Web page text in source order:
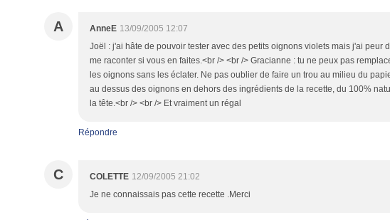
A AnneE 13/09/2005 12:07
Joël : j'ai hâte de pouvoir tester avec des petits oignons violets mais j'ai
me raconter si vous en faites.<br /> <br /> Gracianne : tu ne peux pas
les oignons sans les éclater. Ne pas oublier de faire un trou au milieu du
au dessus des oignons en dehors des ingrédients de la recette, du 100%
la tête.<br /> <br /> Et vraiment un régal
Répondre
C COLETTE 12/09/2005 21:02
Je ne connaissais pas cette recette .Merci